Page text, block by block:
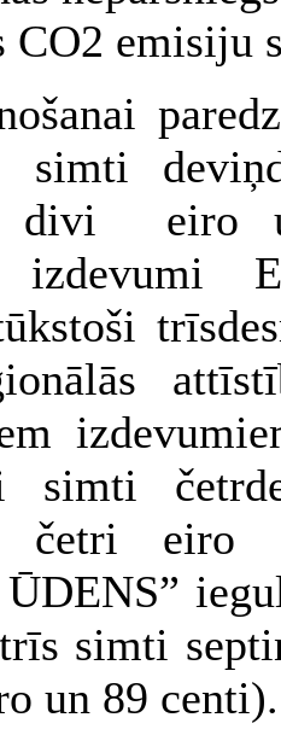
CO2 emisiju
simti
divi eiro
simti
četri
ŪDENS”
simti
un 89 centi).